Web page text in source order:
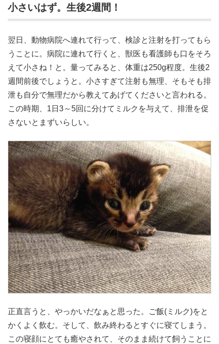
小さいはず。生後2週間！
翌日、動物病院へ連れて行って、検診と注射を打ってもら
うことに。病院に連れて行くと、獣医も看護師も口をそろ
えて小さね！と。量ってみると、体重は250g程度。生後2
週間前後でしょうと。小さすぎて注射も無理、そもそも排
泄も自分で無理だから教えてあげてくださいと言われる。
この時期、1日3～5回に分けてミルクを与えて、排泄を促
さないとまずいらしい。
正直言うと、やっかいだなぁと思った。ご飯(ミルク)をと
かくよく飲む。そして、飲み終わるとすぐに寝てしまう。
この寝顔にとても癒やされて、そのまま続けて飼うことに